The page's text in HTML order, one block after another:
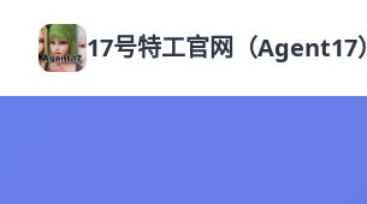
17号特工官网（Agent17）